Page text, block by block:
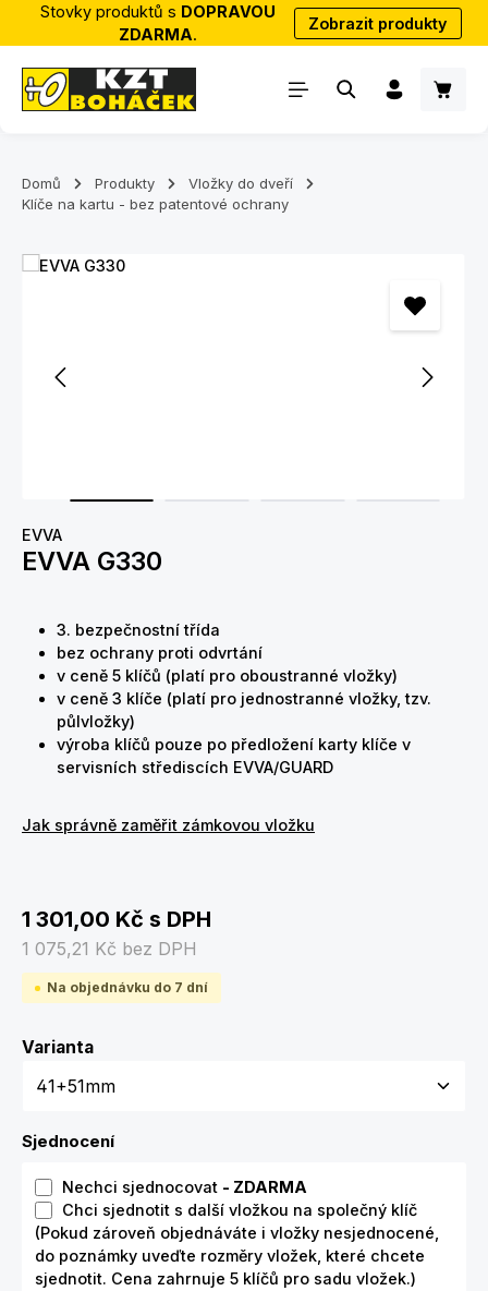
Přejít na hlavní obsah
Stovky produktů s DOPRAVOU
ZDARMA.
Zobrazit produkty
Domů Produkty
Vložky do dveří
Klíče na kartu - bez patentové ochrany
Přeskočit galerii obrázků
EVVA
EVVA G330
3. bezpečnostní třída
bez ochrany proti odvrtání
v ceně 5 klíčů (platí pro oboustranné vložky)
v ceně 3 klíče (platí pro jednostranné vložky, tzv.
půlvložky)
výroba klíčů pouze po předložení karty klíče v
servisních střediscích EVVA/GUARD
Jak správně zaměřit zámkovou vložku
1 301,00 Kč s DPH
1 075,21 Kč bez DPH
Na objednávku do 7 dní
VariantaZvolte variantu
Sjednocení
Nechci sjednocovat - ZDARMA
Chci sjednotit s další vložkou na společný klíč
(Pokud zároveň objednáváte i vložky nesjednocené,
do poznámky uveďte rozměry vložek, které chcete
sjednotit. Cena zahrnuje 5 klíčů pro sadu vložek.)